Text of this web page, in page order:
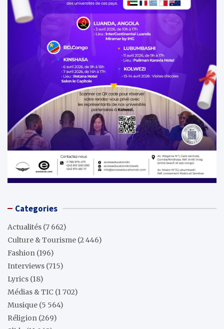
Categories
Actualités (7 662)
Culture & Tourisme (2 446)
Fashion (196)
Interviews (715)
Lyrics (18)
Médias & TIC (1 702)
Musique (5 564)
Réligion (269)